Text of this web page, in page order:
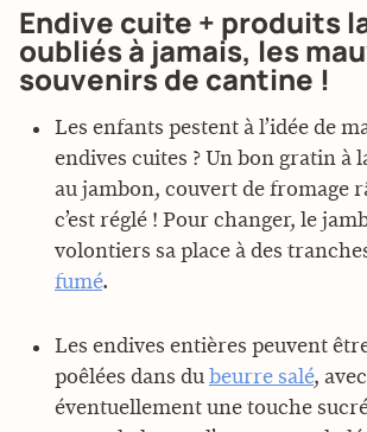
Endive cuite + produits
oubliés à jamais, les
souvenirs de cantine !
Les enfants pestent à l’idée de
endives cuites ? Un bon gratin à
au jambon, couvert de fromage
c’est réglé ! Pour changer, le
volontiers sa place à des
fumé.
Les endives entières peuvent
poêlées dans du beurre salé, avec
éventuellement une touche